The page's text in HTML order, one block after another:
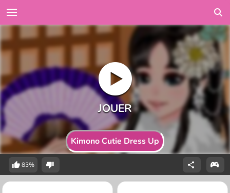
Kimono Cutie Dress Up
83%